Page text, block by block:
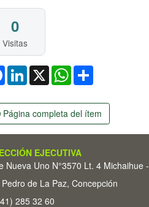
0
Visitas
FacebookLinkedIn
X WhatsApp
Página completa del ítem
EJECUTIVA
Nueva Uno N°3570 Lt. 4 Michaihue -
de La Paz, Concepción
285 32 60